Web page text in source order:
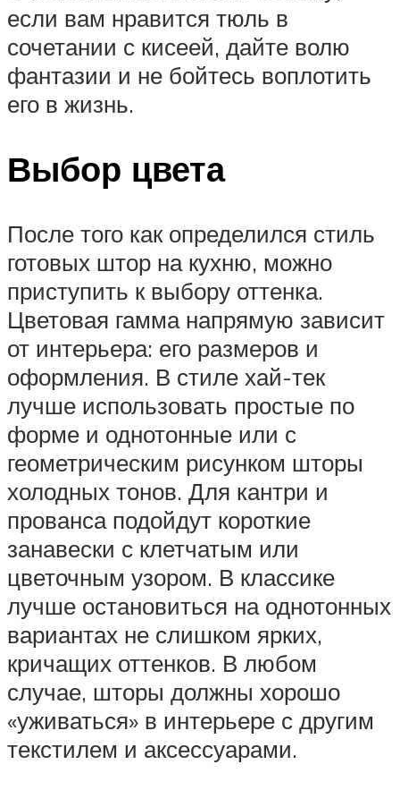
если вам нравится тюль в
сочетании с кисеей, дайте волю
фантазии и не бойтесь воплотить
его в жизнь.
Выбор цвета
После того как определился стиль
готовых штор на кухню, можно
приступить к выбору оттенка.
Цветовая гамма напрямую зависит
от интерьера: его размеров и
оформления. В стиле хай-тек
лучше использовать простые по
форме и однотонные или с
геометрическим рисунком шторы
холодных тонов. Для кантри и
прованса подойдут короткие
занавески с клетчатым или
цветочным узором. В классике
лучше остановиться на однотонных
вариантах не слишком ярких,
кричащих оттенков. В любом
случае, шторы должны хорошо
«уживаться» в интерьере с другим
текстилем и аксессуарами.